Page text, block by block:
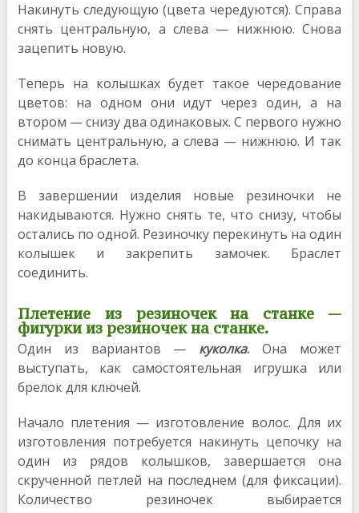
Накинуть следующую (цвета чередуются). Справа
снять центральную, а слева — нижнюю. Снова
зацепить новую.
Теперь на колышках будет такое чередование
цветов: на одном они идут через один, а на
втором — снизу два одинаковых. С первого нужно
снимать центральную, а слева — нижнюю. И так
до конца браслета.
В завершении изделия новые резиночки не
накидываются. Нужно снять те, что снизу, чтобы
остались по одной. Резиночку перекинуть на один
колышек и закрепить замочек. Браслет
соединить.
Плетение из резиночек на станке —
фигурки из резиночек на станке.
Один из вариантов — куколка. Она может
выступать, как самостоятельная игрушка или
брелок для ключей.
Начало плетения — изготовление волос. Для их
изготовления потребуется накинуть цепочку на
один из рядов колышков, завершается она
скрученной петлей на последнем (для фиксации).
Количество резиночек выбирается